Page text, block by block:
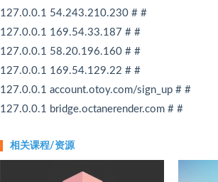
127.0.0.1 54.243.210.230 # #
127.0.0.1 169.54.33.187 # #
127.0.0.1 58.20.196.160 # #
127.0.0.1 169.54.129.22 # #
127.0.0.1 account.otoy.com/sign_up # #
127.0.0.1 bridge.octanerender.com # #
相关课程/资源